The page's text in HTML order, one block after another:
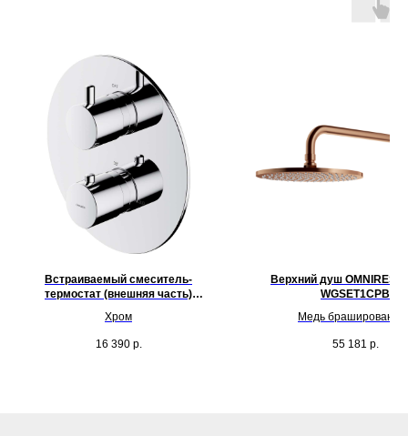
Встраиваемый смеситель-
термостат (внешняя часть)
Хром
16 390 р.
Верхний душ OMNIRES
WGSET1CPB
Медь
55 181 р.